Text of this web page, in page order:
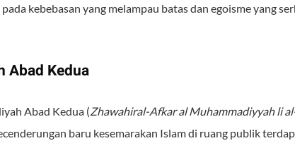
kebebasan yang melampau batas dan egoisme yang
Abad Kedua
Abad Kedua (Zhawahiral-Afkar al Muhammadiyyah li
baru kesemarakan Islam di ruang publik